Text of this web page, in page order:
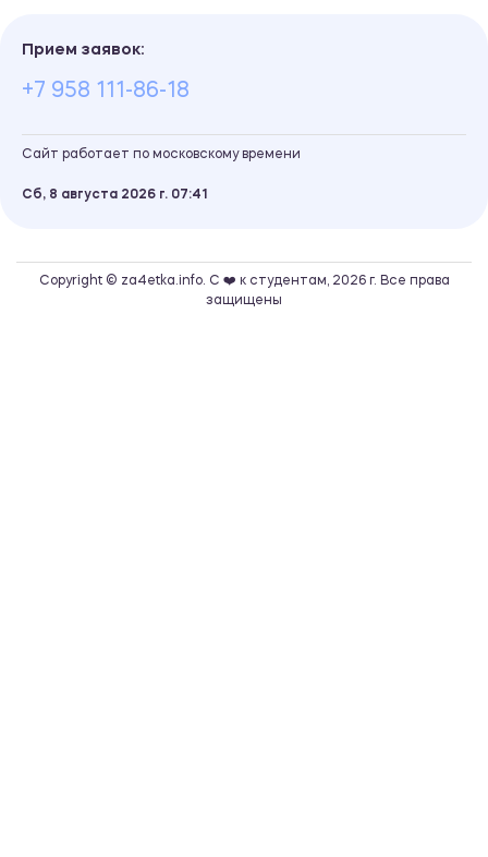
Прием заявок:
+7 958 111-86-18
Сайт работает по московскому времени
Сб, 8 августа 2026 г. 07 41
Copyright © za4etka.info. С ❤️ к студентам, 2026 г. Все права
защищены